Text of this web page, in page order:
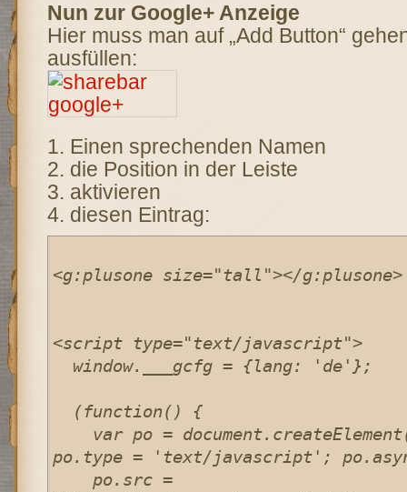
Nun zur Google+ Anzeige
Hier muss man auf „Add Button“
ausfüllen:
1. Einen sprechenden Namen
2. die Position in der Leiste
3. aktivieren
4. diesen Eintrag:
<g:plusone size="tall"></g:plusone>
<script type="text/javascript">
po.type = 'text/javascript';